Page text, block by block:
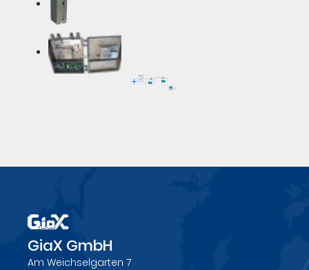
+
GiaX GmbH
Am Weichselgarten 7